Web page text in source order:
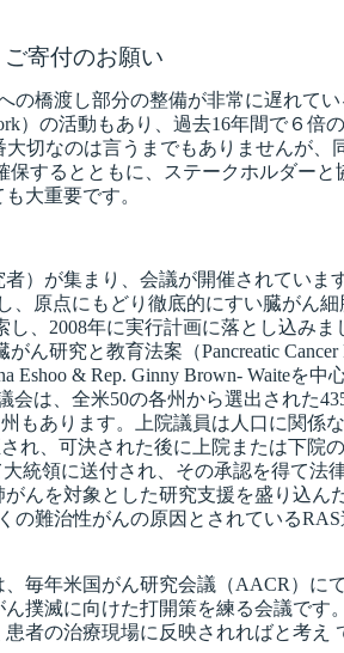
ご寄付のお願い
橋渡し部分の整備が非常に遅れて
）の活動もあり、過去16年間で６
切なのは言うまでもありませんが、
するとともに、ステークホルダー
大重要です。
）が集まり、会議が開催されてい
、原点にもどり徹底的にすい臓が
、2008年に実行計画に落とし込み
研究と教育法案（Pancreatic Cancer
& Rep. Ginny Brown- Waiteを
会は、全米50の各州から選出された
あります。上院議員は人口に関係
、可決された後に上院または下院
大統領に送付され、その承認を得て
んを対象とした研究支援を盛り込ん
難治性がんの原因とされている
年米国がん研究会議（AACR）に
撲滅に向けた打開策を練る会議で
者の治療現場に反映されればと考え